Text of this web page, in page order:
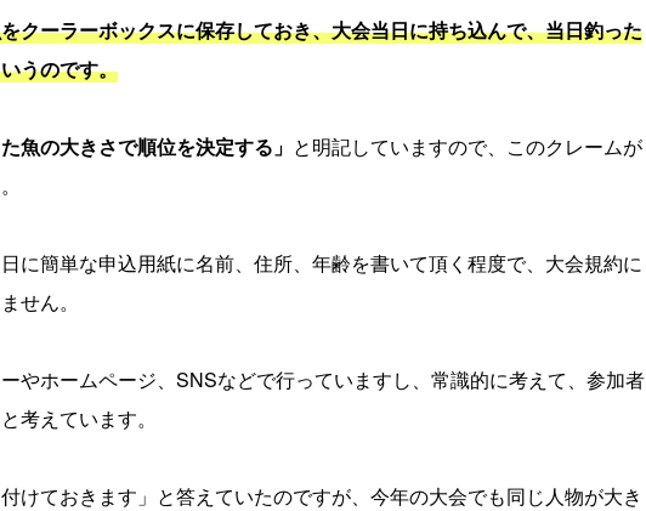
クーラーボックスに保存しておき、大会当日に持ち込んで、当日釣った
うのです。
魚の大きさで順位を決定する」 と明記していますので、このクレームが
に簡単な申込用紙に名前、住所、年齢を書いて頂く程度で、大会規約に
せん。
やホームページ、SNSなどで行っていますし、常識的に考えて、参加者
考えています。
けておきます」と答えていたのですが、今年の大会でも同じ人物が大き